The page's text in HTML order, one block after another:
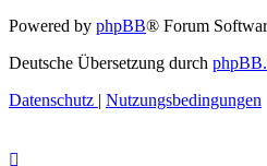
Powered by phpBB® Forum
Deutsche Übersetzung durch
Datenschutz | Nutzungsbedingungen